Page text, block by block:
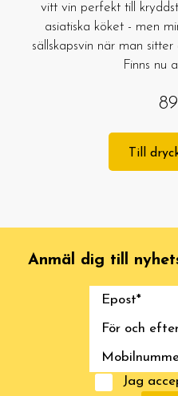
vitt vin perfekt till
asiatiska köket - men
sällskapsvin när man
Finns nu
Till
Anmäl dig till
Jag